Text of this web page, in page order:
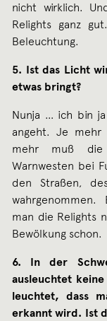
nicht wirklich.
Relights ganz
Beleuchtung.
5. Ist das Licht
etwas bringt?
Nunja … ich bin ja
angeht. Je mehr
mehr muß die
Warnwesten bei
den Straßen,
wahrgenommen.
man die Relights
Bewölkung schon.
6. In der
ausleuchtet
leuchtet, dass
erkannt wird. Ist